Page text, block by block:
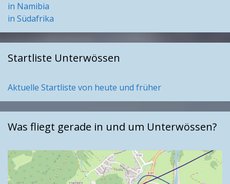
in Namibia
in Südafrika
Startliste Unterwössen
Aktuelle Startliste von heute und früher
Was fliegt gerade in und um Unterwössen?